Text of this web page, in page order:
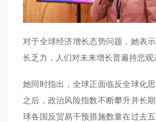
对于全球经济增长态势问题，她表
长乏力，人们对未来增长普遍持悲观
她同时指出，全球正面临反全球化
之后，政治风险指数不断攀升并长
球各国反贸易干预措施数量在过去五